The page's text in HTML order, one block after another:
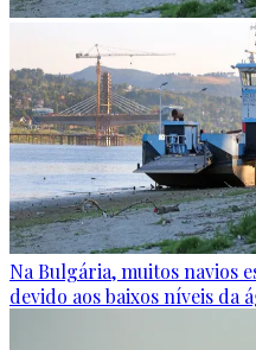
Na Bulgária, muitos navios
devido aos baixos níveis da